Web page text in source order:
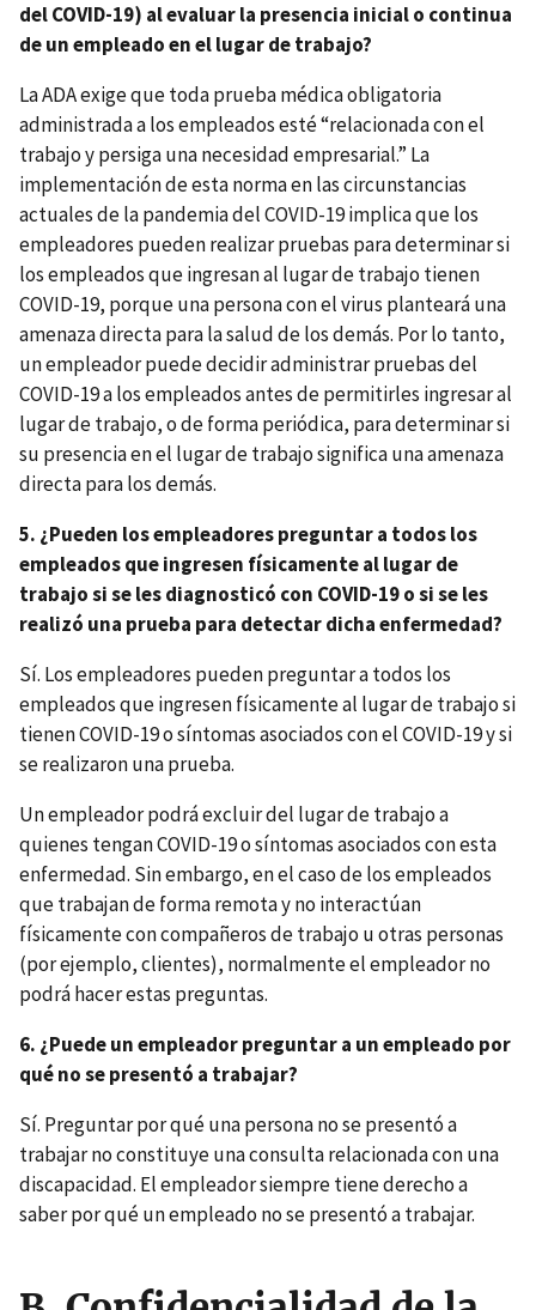
del COVID-19) al evaluar la presencia inicial o continua
de un empleado en el lugar de trabajo?
La ADA exige que toda prueba médica obligatoria
administrada a los empleados esté “relacionada con el
trabajo y persiga una necesidad empresarial.” La
implementación de esta norma en las circunstancias
actuales de la pandemia del COVID-19 implica que los
empleadores pueden realizar pruebas para determinar si
los empleados que ingresan al lugar de trabajo tienen
COVID-19, porque una persona con el virus planteará una
amenaza directa para la salud de los demás. Por lo tanto,
un empleador puede decidir administrar pruebas del
COVID-19 a los empleados antes de permitirles ingresar al
lugar de trabajo, o de forma periódica, para determinar si
su presencia en el lugar de trabajo significa una amenaza
directa para los demás.
5. ¿Pueden los empleadores preguntar a todos los
empleados que ingresen físicamente al lugar de
trabajo si se les diagnosticó con COVID-19 o si se les
realizó una prueba para detectar dicha enfermedad?
Sí. Los empleadores pueden preguntar a todos los
empleados que ingresen físicamente al lugar de trabajo si
tienen COVID-19 o síntomas asociados con el COVID-19 y si
se realizaron una prueba.
Un empleador podrá excluir del lugar de trabajo a
quienes tengan COVID-19 o síntomas asociados con esta
enfermedad. Sin embargo, en el caso de los empleados
que trabajan de forma remota y no interactúan
físicamente con compañeros de trabajo u otras personas
(por ejemplo, clientes), normalmente el empleador no
podrá hacer estas preguntas.
6. ¿Puede un empleador preguntar a un empleado por
qué no se presentó a trabajar?
Sí. Preguntar por qué una persona no se presentó a
trabajar no constituye una consulta relacionada con una
discapacidad. El empleador siempre tiene derecho a
saber por qué un empleado no se presentó a trabajar.